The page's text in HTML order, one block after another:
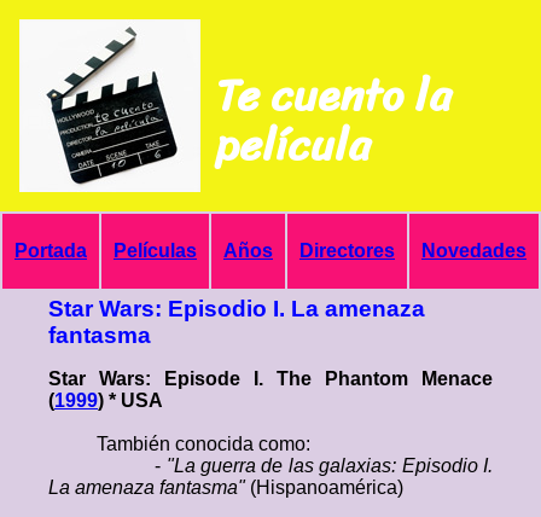
Te cuento la
película
Portada Películas Años Directores Novedades
Star Wars: Episodio I. La amenaza
fantasma
Star Wars: Episode I. The Phantom Menace
(1999) * USA
También conocida como:
- "La guerra de las galaxias: Episodio I.
La amenaza fantasma"(Hispanoamérica)